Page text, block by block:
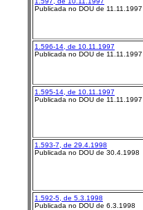
Publicada no DOU de 11.11.1997
1.596-14, de 10.11.1997
Publicada no DOU de 11.11.1997
1.595-14, de 10.11.1997
Publicada no DOU de 11.11.1997
1.593-7, de 29.4.1998
Publicada no DOU de 30.4.1998
1.592-5, de 5.3.1998
Publicada no DOU de 6.3.1998